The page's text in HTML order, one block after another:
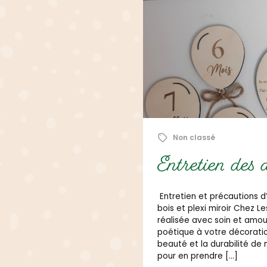
Non classé
Juliana
déterminée
Juliana est aussi une
cœur.
Aucun commentaire